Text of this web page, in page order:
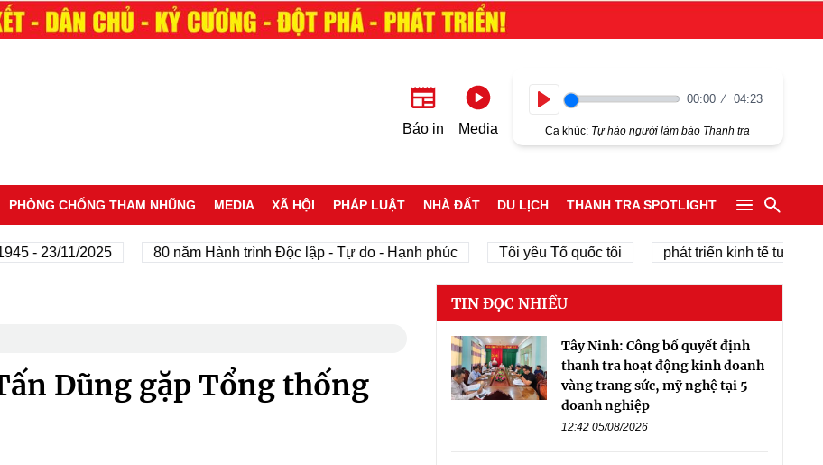
Báo in Media
00:00 04:23
Ca khúc: Tự hào người làm báo Thanh tra
PHÒNG CHỐNG THAM NHŨNG MEDIA XÃ HỘI PHÁP LUẬT NHÀ ĐẤT DU LỊCH THANH TRA SPOTLIGHT
- 23/11/2025 80 năm Hành trình Độc lập - Tự do - Hạnh phúc Tôi yêu Tổ quốc tôi phát triển kinh tế tư nhân
Dũng gặp Tổng thống
TIN ĐỌC NHIỀU
Tây Ninh: Công bố quyết định
thanh tra hoạt động kinh doanh
vàng trang sức, mỹ nghệ tại 5
doanh nghiệp
12:42 05/08/2026